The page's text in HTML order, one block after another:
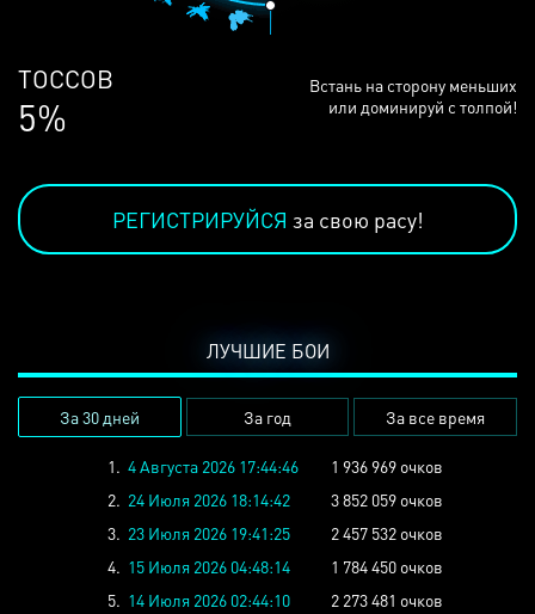
ЛЮДЕЙ
68%
Встань на сторону меньших
или доминируй с толпой!
РЕГИСТРИРУЙСЯ за свою расу!
ЛУЧШИЕ БОИ
За 30 дней За год За все время
1. 4 Августа 2026 17:44:46
1 936 969 очков
2. 24 Июля 2026 18:14:42
3 852 059 очков
3. 23 Июля 2026 19:41:25
2 457 532 очков
4. 15 Июля 2026 04:48:14
1 784 450 очков
5. 14 Июля 2026 02:44:10
2 273 481 очков